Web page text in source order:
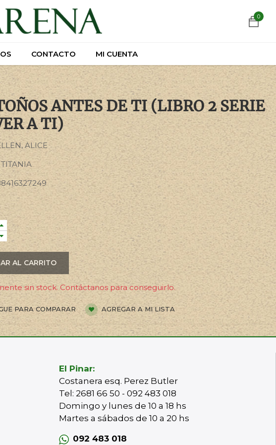
0
CONTACTO MI CUENTA
0
CONTACTO MI CUENTA
ANTES DE TI (LIBRO 2 SERIE
A TI)
ALICE
TITANIA
AL CARRITO
sin stock. Contáctanos para conseguirlo.
PARA COMPARAR AGREGAR A MI LISTA
El Pinar:
Costanera esq. Perez Butler
Tel: 2681 66 50 - 092 483 018
Domingo y lunes de 10 a 18 hs
Martes a sábados de 10 a 20 hs
092 483 018
https://wa.link/csnxsu